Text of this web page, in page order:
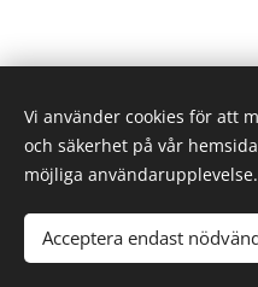
Lägg
© 2020 Birgitta Helm,
Vi använder cookies för att
och säkerhet på vår
möjliga användarupplevelse.
Acceptera endast